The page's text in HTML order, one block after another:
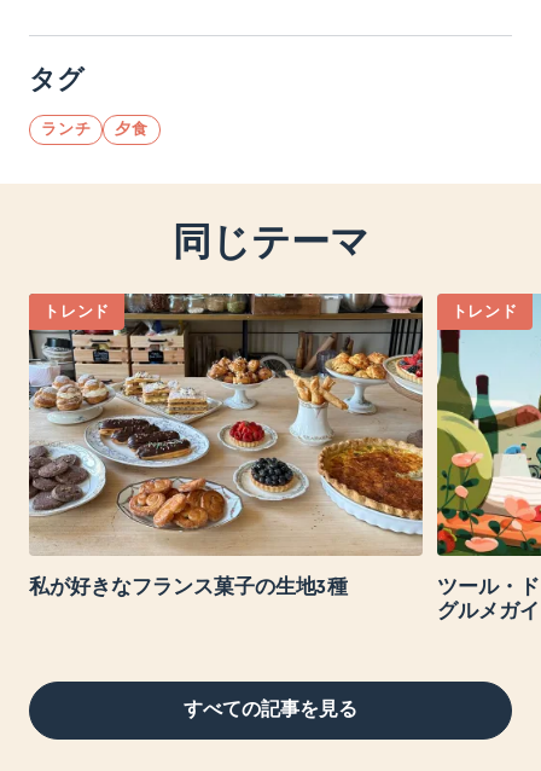
タグ
ランチ 夕食
同じテーマ
トレンド
私が好きなフランス菓子の生地3種
トレンド
ツール・
グルメガ
すべての記事を見る